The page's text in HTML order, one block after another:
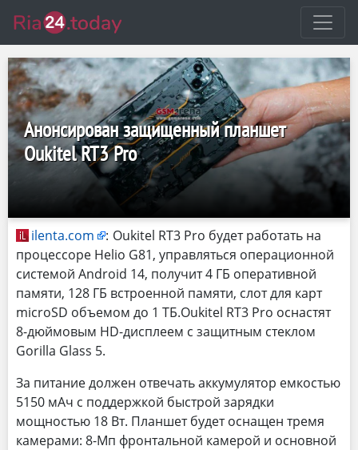
Анонсирован защищенный планшет
Oukitel RT3 Pro
ilenta.com : Oukitel RT3 Pro будет работать на
процессоре Helio G81, управляться операционной
системой Android 14, получит 4 ГБ оперативной
памяти, 128 ГБ встроенной памяти, слот для карт
microSD объемом до 1 ТБ.Oukitel RT3 Pro оснастят
8-дюймовым HD-дисплеем с защитным стеклом
Gorilla Glass 5.
За питание должен отвечать аккумулятор емкостью
5150 мАч с поддержкой быстрой зарядки
мощностью 18 Вт. Планшет будет оснащен тремя
камерами: 8-Мп фронтальной камерой и основной